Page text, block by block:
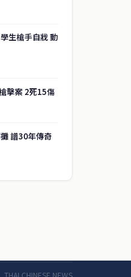
生槍手自戕 動
擊案 2死15傷
譜30年傳奇
THAI CHINESE NEWS